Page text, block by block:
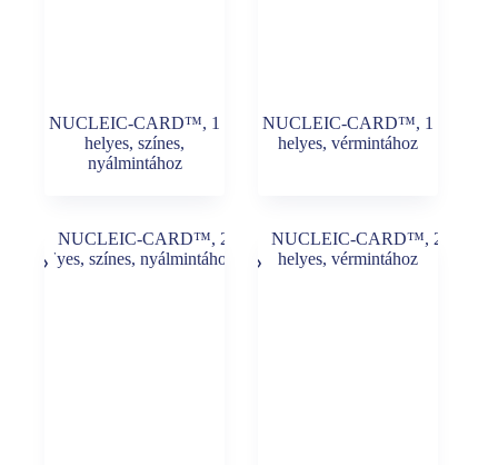
NUCLEIC-CARD™, 1
helyes, színes,
nyálmintához
NUCLEIC-CARD™, 1
helyes, vérmintához